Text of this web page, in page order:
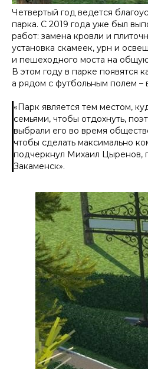
Четвертый год ведется
парка. С 2019 года уже был
работ: замена кровли и
установка скамеек, урн и
и пешеходного моста на
В этом году в парке появятся
а рядом с футбольным полем –
«Парк является тем местом,
семьями, чтобы отдохнуть,
выбрали его во время
чтобы сделать максимально
подчеркнул Михаил Цыренов,
Закаменск».